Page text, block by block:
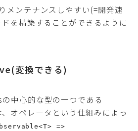
メンテナンスしやすい(=開発速
を構築することができるように
変換できる)
中心的な型の一つである
、オペレータという仕組みによっ
=>